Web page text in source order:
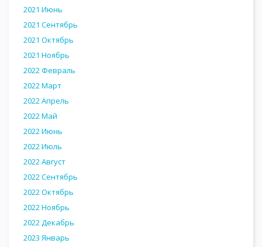
2021 Июнь
2021 Сентябрь
2021 Октябрь
2021 Ноябрь
2022 Февраль
2022 Март
2022 Апрель
2022 Май
2022 Июнь
2022 Июль
2022 Август
2022 Сентябрь
2022 Октябрь
2022 Ноябрь
2022 Декабрь
2023 Январь